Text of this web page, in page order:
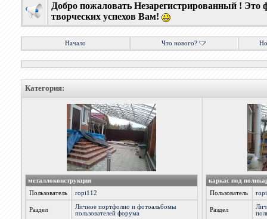
Добро пожаловать Незарегистрированный !
творческих успехов Вам!
Начало Что нового?
Категория:
металлоконструкция
Пользователь
ropi112
Раздел
Личное портфолио и фотоальбомы
пользователей форума
каркас под
Пользователь
Раздел